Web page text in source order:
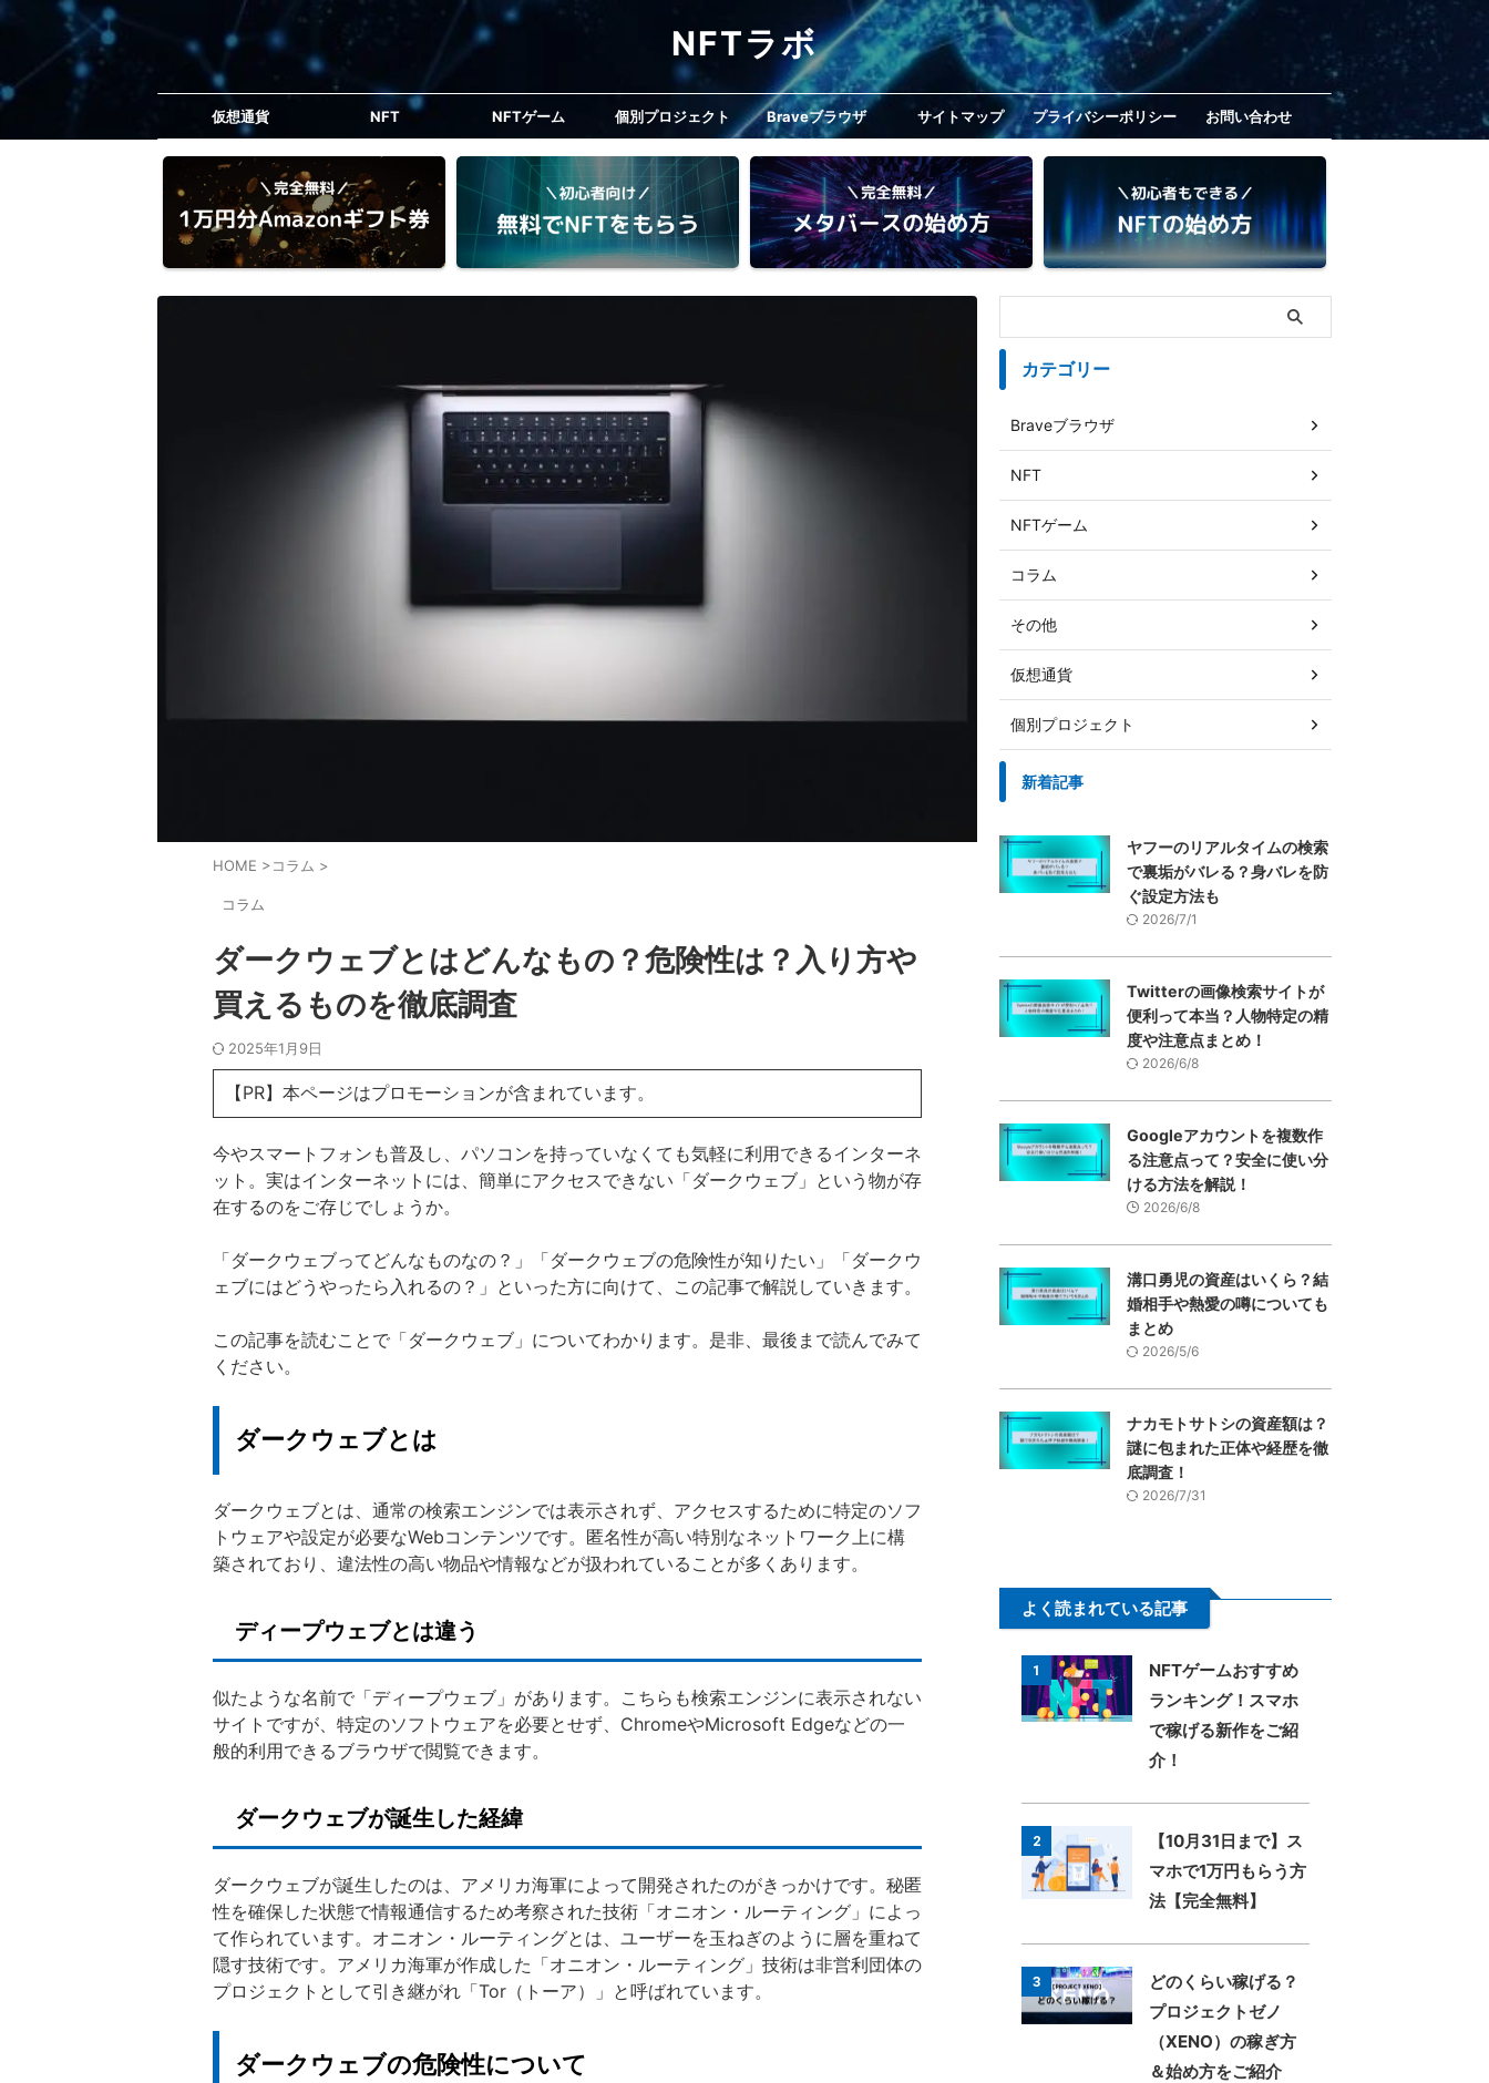
NFTラボ
仮想通貨 NFT NFTゲーム 個別プロジェクト Braveブラウザ サイトマップ プライバシーポリシー お問い合わせ
HOME >コラム >
コラム
ダークウェブとはどんなもの？危険性は？入り方や
買えるものを徹底調査
2025年1月9日
【PR】本ページはプロモーションが含まれています。
今やスマートフォンも普及し、パソコンを持っていなくても気軽に利用できるインターネ
ット。実はインターネットには、簡単にアクセスできない「ダークウェブ」という物が存
在するのをご存じでしょうか。
「ダークウェブってどんなものなの？」「ダークウェブの危険性が知りたい」「ダークウ
ェブにはどうやったら入れるの？」といった方に向けて、この記事で解説していきます。
この記事を読むことで「ダークウェブ」についてわかります。是非、最後まで読んでみて
ください。
ダークウェブとは
ダークウェブとは、通常の検索エンジンでは表示されず、アクセスするために特定のソフ
トウェアや設定が必要なWebコンテンツです。匿名性が高い特別なネットワーク上に構
築されており、違法性の高い物品や情報などが扱われていることが多くあります。
ディープウェブとは違う
似たような名前で「ディープウェブ」があります。こちらも検索エンジンに表示されない
サイトですが、特定のソフトウェアを必要とせず、ChromeやMicrosoft Edgeなどの一
般的利用できるブラウザで閲覧できます。
ダークウェブが誕生した経緯
ダークウェブが誕生したのは、アメリカ海軍によって開発されたのがきっかけです。秘匿
性を確保した状態で情報通信するため考察された技術「オニオン・ルーティング」によっ
て作られています。オニオン・ルーティングとは、ユーザーを玉ねぎのように層を重ねて
隠す技術です。アメリカ海軍が作成した「オニオン・ルーティング」技術は非営利団体の
プロジェクトとして引き継がれ「Tor（トーア）」と呼ばれています。
ダークウェブの危険性について
カテゴリー
Braveブラウザ
NFT
NFTゲーム
コラム
その他
仮想通貨
個別プロジェクト
新着記事
ヤフーのリアルタイムの検索
で裏垢がバレる？身バレを防
ぐ設定方法も
2026/7/1
Twitterの画像検索サイトが
便利って本当？人物特定の精
度や注意点まとめ！
2026/6/8
Googleアカウントを複数作
る注意点って？安全に使い分
ける方法を解説！
2026/6/8
溝口勇児の資産はいくら？結
婚相手や熱愛の噂についても
まとめ
2026/5/6
ナカモトサトシの資産額は？
謎に包まれた正体や経歴を徹
底調査！
2026/7/31
よく読まれている記事
1
NFTゲームおすすめ
ランキング！スマホ
で稼げる新作をご紹
介！
2
【10月31日まで】ス
マホで1万円もらう方
法【完全無料】
3
どのくらい稼げる？
プロジェクトゼノ
（XENO）の稼ぎ方
＆始め方をご紹介